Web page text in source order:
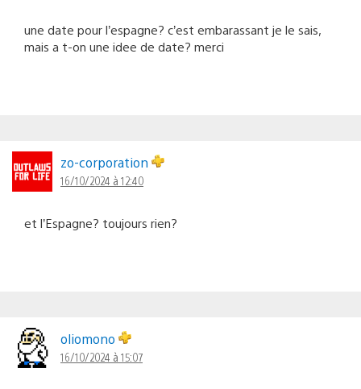
une date pour l’espagne? c’est embarassant je le sais,
mais a t-on une idee de date? merci
zo-corporation
16/10/2024 à 12:40
et l’Espagne? toujours rien?
oliomono
16/10/2024 à 15:07